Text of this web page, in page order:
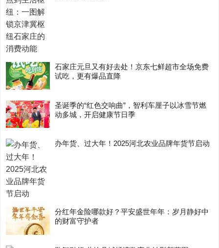
石家庄元旦又有好去处！京东七鲜超市全场免费
试吃，更有爆品直降
圣诞季的“红色交响曲”，智利车厘子以冰雪节燃
动多城，开启健康节日季
办年货、过大年！2025河北农业品牌年货节启动
分红年金险哪款好？平安盛世年年：岁月静好中
的财富守护者